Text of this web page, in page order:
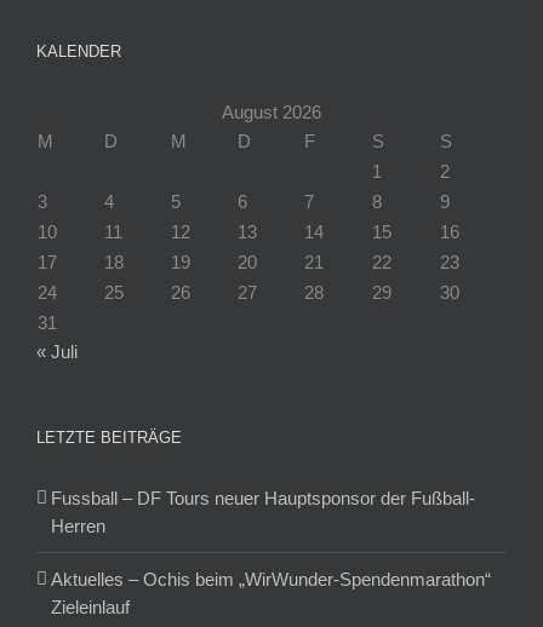
KALENDER
August 2026
M
D M D F S
S
1
2
3
4 5 6 7 8
9
10
11 12 13 14 15
16
17
18 19 20 21 22
23
24
25 26 27 28 29
30
31
« Juli
LETZTE BEITRÄGE
Fussball – DF Tours neuer Hauptsponsor der Fußball-
Herren
Aktuelles – Ochis beim „WirWunder-Spendenmarathon“
Zieleinlauf